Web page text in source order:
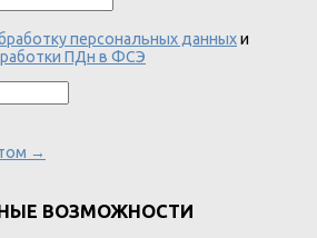
персональных данныхи
ПДн в ФСЭ
→
ВОЗМОЖНОСТИ